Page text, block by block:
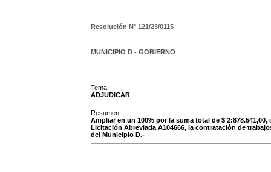
Resolución N° 121/23/0115
MUNICIPIO D - GOBIERNO
Tema:
ADJUDICAR
Resumen:
Ampliar en un 100% por la suma total de $
Licitación Abreviada A104666, la contratación de
del Municipio D.-